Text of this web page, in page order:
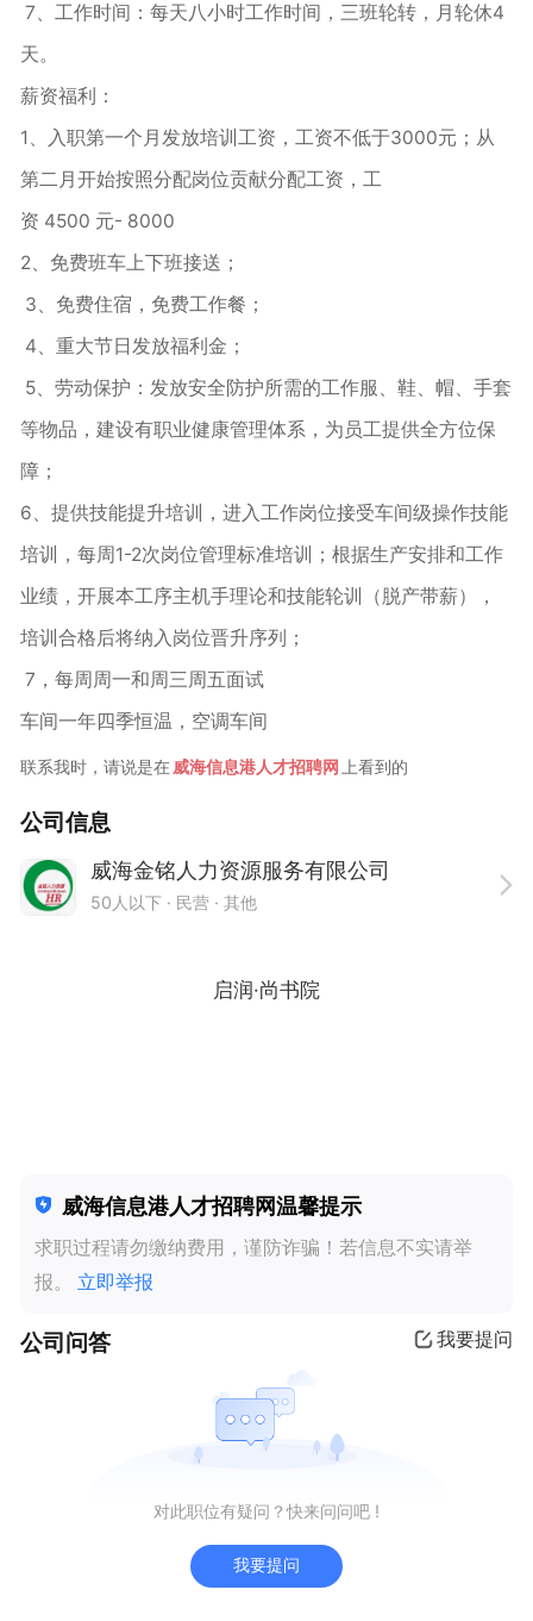
7、工作时间：每天八小时工作时间，三班轮转，月轮休4
天。
薪资福利：
1、入职第一个月发放培训工资，工资不低于3000元；从
第二月开始按照分配岗位贡献分配工资，工
资 4500 元- 8000
2、免费班车上下班接送；
3、免费住宿，免费工作餐；
4、重大节日发放福利金；
5、劳动保护：发放安全防护所需的工作服、鞋、帽、手套
等物品，建设有职业健康管理体系，为员工提供全方位保
障；
6、提供技能提升培训，进入工作岗位接受车间级操作技能
培训，每周1-2次岗位管理标准培训；根据生产安排和工作
业绩，开展本工序主机手理论和技能轮训（脱产带薪），
培训合格后将纳入岗位晋升序列；
7，每周周一和周三周五面试
车间一年四季恒温，空调车间
联系我时，请说是在 威海信息港人才招聘网 上看到的
公司信息
威海金铭人力资源服务有限公司
50人以下 · 民营 · 其他
启润·尚书院
威海信息港人才招聘网温馨提示
求职过程请勿缴纳费用，谨防诈骗！若信息不实请举
报。 立即举报
公司问答 我要提问
对此职位有疑问？快来问问吧 !
我要提问